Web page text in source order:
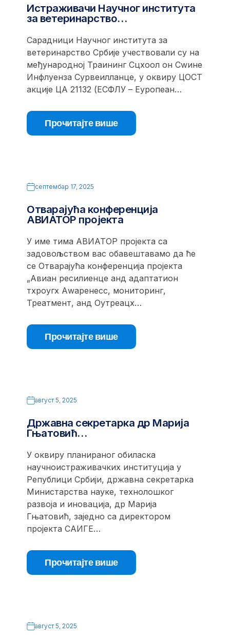
Истраживачи Научног института
за ветеринарство…
Сарадници Научног института за
ветеринарство Србије учествовали су на
међународној Траининг Сцхоол он Сwине
Инфлуенза Сурвеилланце, у оквиру ЦОСТ
акције ЦА 21132 (ЕСФЛУ – Еуропеан…
Прочитајте више
септембар 17, 2025
Отварајућа конференција
АВИАТОР пројекта
У име тима АВИАТОР пројекта са
задовољством вас обавештавамо да ће
се Отварајућа конференција пројекта
„Авиан ресилиенце анд адаптатион
тхроугх Аwаренесс, мониторинг,
Треатмент, анд Оутреацх…
Прочитајте више
август 5, 2025
Државна секретарка др Марија
Гњатовић…
У оквиру планираног обиласка
научноистраживачких институција у
Републици Србији, државна секретарка
Министарства науке, технолошког
развоја и иновација, др Марија
Гњатовић, заједно са директором
пројекта САИГЕ…
Прочитајте више
август 5, 2025